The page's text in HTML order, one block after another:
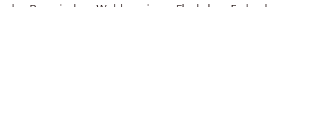
des Bayerischen Waldes, einem Fleckchen Erde, das